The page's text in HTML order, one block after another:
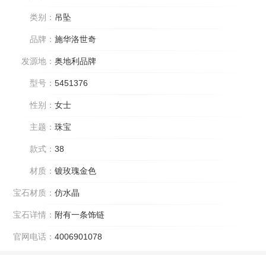
类别： 吊坠
品牌： 施华洛世奇
发源地： 奥地利品牌
型号： 5451376
性别： 女士
主题： 珠宝
款式： 38
材质： 镀玫瑰金色
宝石材质： 仿水晶
宝石详情： 附有一条饰链
官网电话： 4006901078